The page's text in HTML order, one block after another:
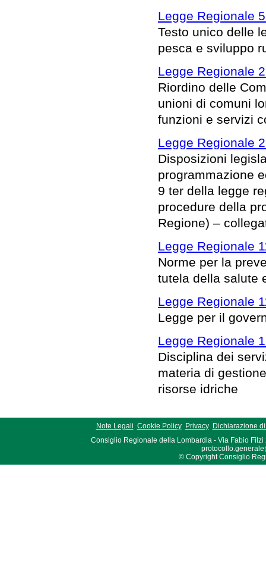
Legge Regionale
Testo unico delle
pesca e sviluppo
Legge Regionale
Riordino delle
unioni di comuni
funzioni e servizi
Legge Regionale
Disposizioni
programmazione
9 ter della legge
procedure della
Regione) –
Legge Regionale
Norme per la
tutela della salute
Legge Regionale
Legge per il
Legge Regionale
Disciplina dei
materia di
risorse idriche
Note Legali Cookie Policy Privacy
Dichiarazione
Consiglio Regionale della Lombardia - Via Fabio Filzi
© Copyright Consiglio